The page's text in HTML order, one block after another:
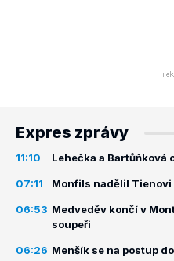
Expres zprávy
11:10 Lehečka a Bartůňková
07:11 Monfils nadělil Tienovi
06:53 Medveděv končí v
soupeři
06:26 Menšík se na postup